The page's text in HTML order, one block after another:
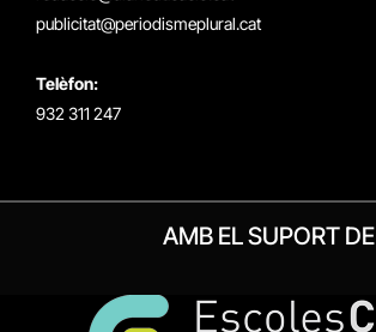
publicitat@periodismeplural.cat
Telèfon:
932 311 247
AMB EL SUPORT DE